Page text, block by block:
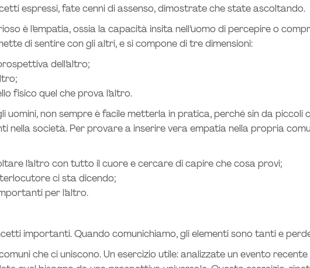
espressi, fate cenni di assenso, dimostrate che state ascoltando.
è l’empatia, ossia la capacità insita nell’uomo di percepire o
di sentire con gli altri, e si compone di tre dimensioni:
dell’altro;
fisico quel che prova l’altro.
uomini, non sempre è facile metterla in pratica, perché sin da piccoli
nella società. Per provare a inserire vera empatia nella propria
l’altro con tutto il cuore e cercare di capire che cosa provi;
ci sta dicendo;
per l’altro.
importanti. Quando comunichiamo, gli elementi sono tanti e
che ci uniscono. Un esercizio utile: analizzate un evento